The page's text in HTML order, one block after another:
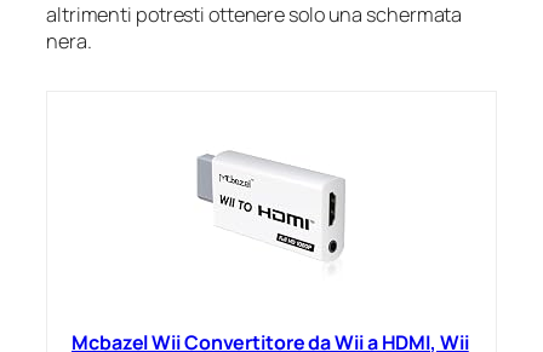
altrimenti potresti ottenere solo una schermata
nera.
Mcbazel Wii Convertitore da Wii a HDMI, Wii